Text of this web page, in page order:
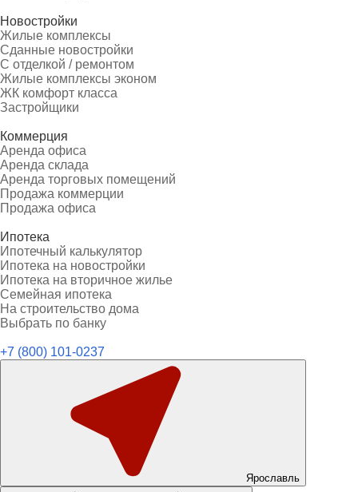
Новостройки
Жилые комплексы
Сданные новостройки
С отделкой / ремонтом
Жилые комплексы эконом
ЖК комфорт класса
Застройщики
Коммерция
Аренда офиса
Аренда склада
Аренда торговых помещений
Продажа коммерции
Продажа офиса
Ипотека
Ипотечный калькулятор
Ипотека на новостройки
Ипотека на вторичное жилье
Семейная ипотека
На строительство дома
Выбрать по банку
+7 (800) 101-0237
Ярославль